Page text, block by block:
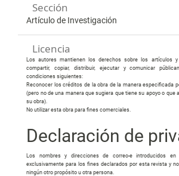
Sección
Artículo de Investigación
Licencia
Los autores mantienen los derechos sobre los artículos
compartir, copiar, distribuir, ejecutar y comunicar
condiciones siguientes:
Reconocer los créditos de la obra de la manera especificada
(pero no de una manera que sugiera que tiene su apoyo o que
su obra).
No utilizar esta obra para fines comerciales.
Declaración de
Los nombres y direcciones de correo-e introducidos
exclusivamente para los fines declarados por esta revista y
ningún otro propósito u otra persona.